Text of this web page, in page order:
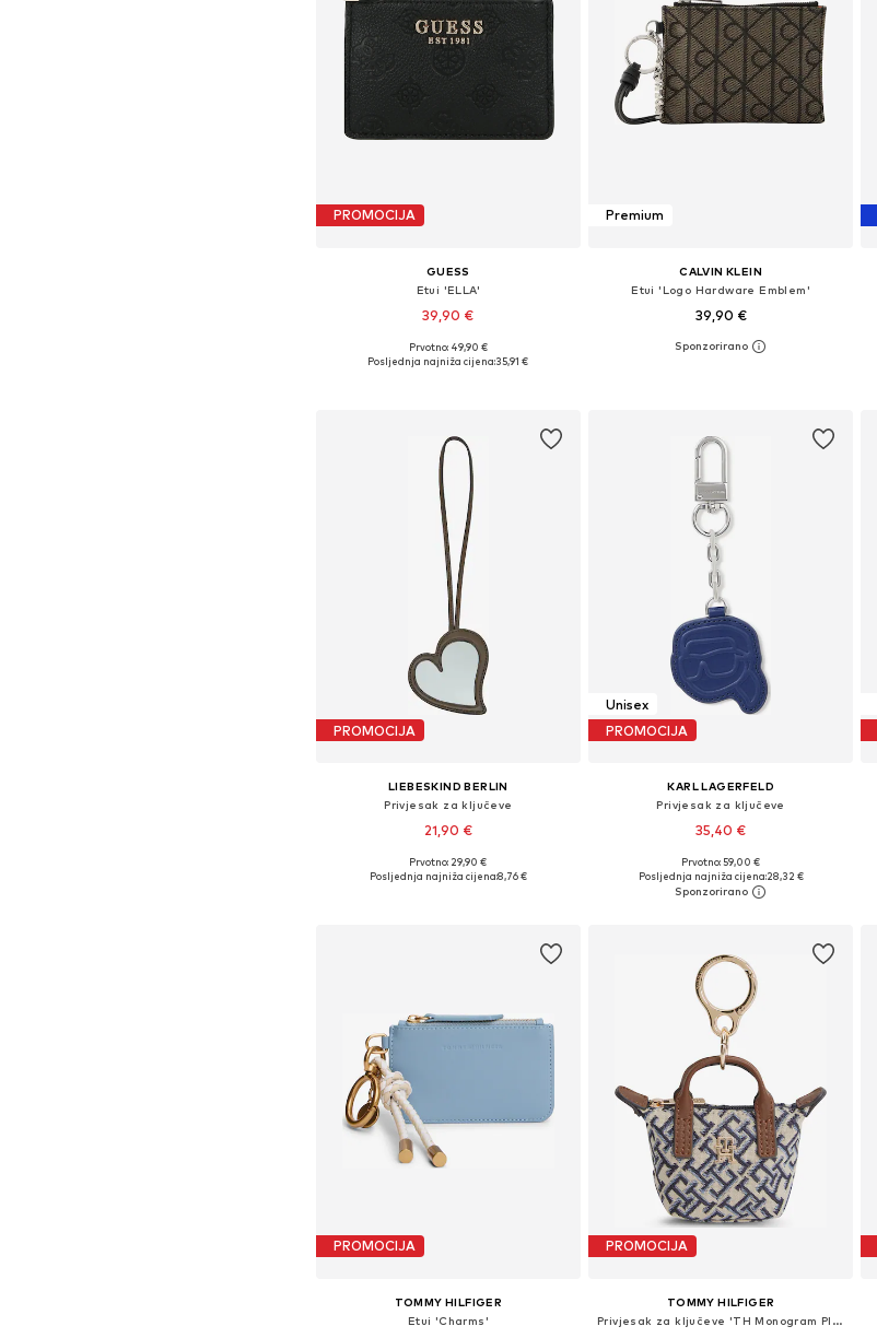
PROMOCIJA
GUESS
Etui 'ELLA'
39,90 €
Dostupne veličine: One Size
Prvotno: 49,90 €
Posljednja najniža cijena:35,91 €
Premium
CALVIN KLEIN
Etui 'Logo Hardware Emblem'
39,90 €
Dostupne veličine: One Size
PROMOCIJA
LIEBESKIND BERLIN
Privjesak za ključeve
21,90 €
Dostupne veličine: One Size
Prvotno: 29,90 €
Posljednja najniža cijena:8,76 €
Unisex
PROMOCIJA
KARL LAGERFELD
Privjesak za ključeve
35,40 €
Dostupne veličine: One Size
Dodaj u košaricu
Prvotno: 59,00 €
Posljednja najniža cijena:28,32 €
PROMOCIJA
TOMMY HILFIGER
Etui 'Charms'
PROMOCIJA
TOMMY HILFIGER
Privjesak za ključeve 'TH Monogram Plaque'